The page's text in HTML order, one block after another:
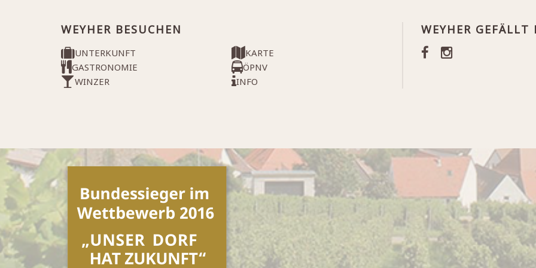
WEYHER BESUCHEN
UNTERKUNFT
GASTRONOMIE
WINZER
KARTE
ÖPNV
INFO
WEYHER GEFÄLLT